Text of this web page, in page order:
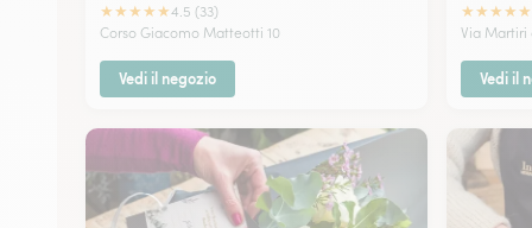
★★★★★4.5 (33)
Corso Giacomo Matteotti 10
Vedi il negozio
★★★★★
Via Martiri
Vedi il